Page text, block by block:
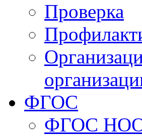
Проверка
ФГОС
ФГОС